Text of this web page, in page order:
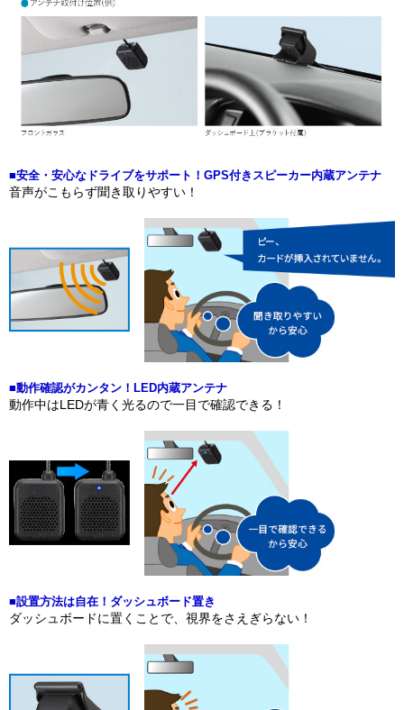
■安全・安心なドライブをサポート！GPS付きスピーカー内蔵アンテナ
音声がこもらず聞き取りやすい！
■動作確認がカンタン！LED内蔵アンテナ
動作中はLEDが青く光るので一目で確認できる！
■設置方法は自在！ダッシュボード置き
ダッシュボードに置くことで、視界をさえぎらない！